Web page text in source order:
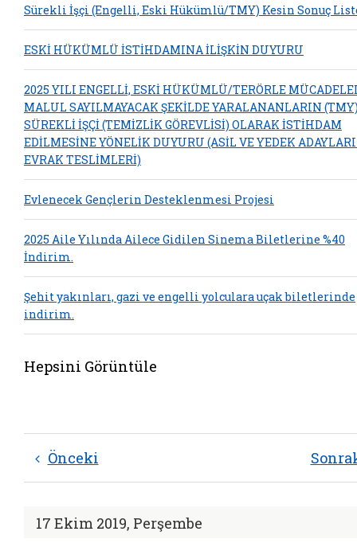
Sürekli İşçi (Engelli, Eski Hükümlü/TMY) Kesin Sonuç
ESKİ HÜKÜMLÜ İSTİHDAMINA İLİŞKİN DUYURU
2025 YILI ENGELLİ, ESKİ HÜKÜMLÜ/TERÖRLE
MALUL SAYILMAYACAK ŞEKİLDE YARALANANLARIN
SÜREKLİ İŞÇİ (TEMİZLİK GÖREVLİSİ) OLARAK İSTİHDAM
EDİLMESİNE YÖNELİK DUYURU (ASİL VE YEDEK
EVRAK TESLİMLERİ)
Evlenecek Gençlerin Desteklenmesi Projesi
2025 Aile Yılında Ailece Gidilen Sinema Biletlerine %40
İndirim.
Şehit yakınları, gazi ve engelli yolculara uçak biletlerinde
indirim.
Hepsini Görüntüle
Önceki
17 Ekim 2019, Perşembe